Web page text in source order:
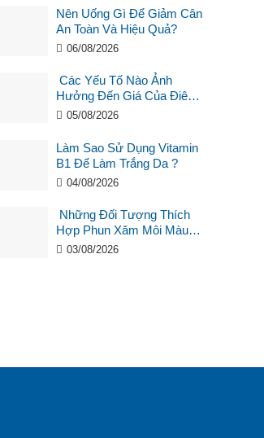
Nên Uống Gì Để Giảm Cân
An Toàn Và Hiệu Quả?
06/08/2026
Các Yếu Tố Nào Ảnh
Hưởng Đến Giá Của Điêu
Khắc Chân Mày ?
05/08/2026
Làm Sao Sử Dụng Vitamin
B1 Để Làm Trắng Da ?
04/08/2026
Những Đối Tượng Thích
Hợp Phun Xăm Môi Màu
Hồng Cam San Hô?
03/08/2026